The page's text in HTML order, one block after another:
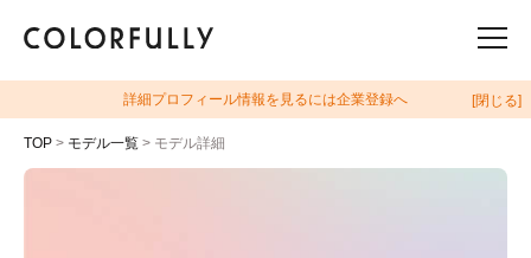
詳細プロフィール情報を見るには企業登録へ [閉じる]
TOP > モデル一覧 > モデル詳細